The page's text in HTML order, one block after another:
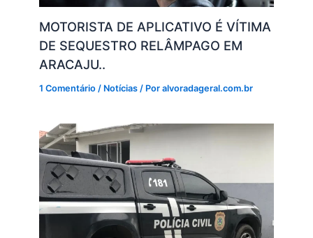
MOTORISTA DE APLICATIVO É VÍTIMA
DE SEQUESTRO RELÂMPAGO EM
ARACAJU..
1 Comentário / Notícias / Poralvoradageral.com.br